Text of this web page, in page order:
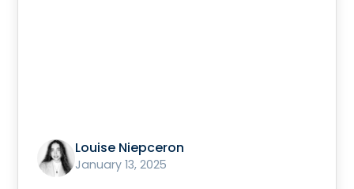
Louise Niepceron
January 13, 2025